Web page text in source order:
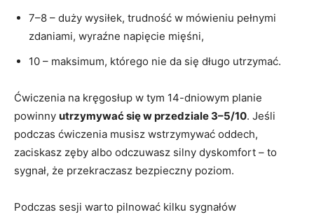
7–8 – duży wysiłek, trudność w mówieniu pełnymi
zdaniami, wyraźne napięcie mięśni,
10 – maksimum, którego nie da się długo utrzymać.
Ćwiczenia na kręgosłup w tym 14-dniowym planie
powinny utrzymywać się w przedziale 3–5/10. Jeśli
podczas ćwiczenia musisz wstrzymywać oddech,
zaciskasz zęby albo odczuwasz silny dyskomfort – to
sygnał, że przekraczasz bezpieczny poziom.
Podczas sesji warto pilnować kilku sygnałów